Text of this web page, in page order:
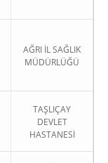
AĞRI İL SAĞLIK
MÜDÜRLÜĞÜ
TAŞLIÇAY
DEVLET
HASTANESİ